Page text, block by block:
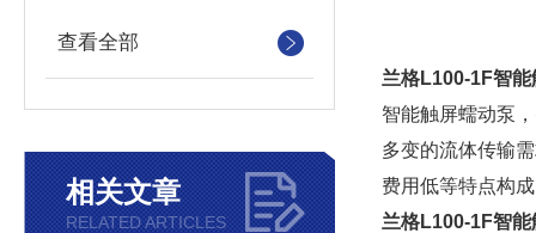
查看全部
相关文章
RELATED ARTICLES
兰格L100-1F智
智能触屏蠕动泵
多变的流体传输
费用低等特点构
兰格L100-1F智